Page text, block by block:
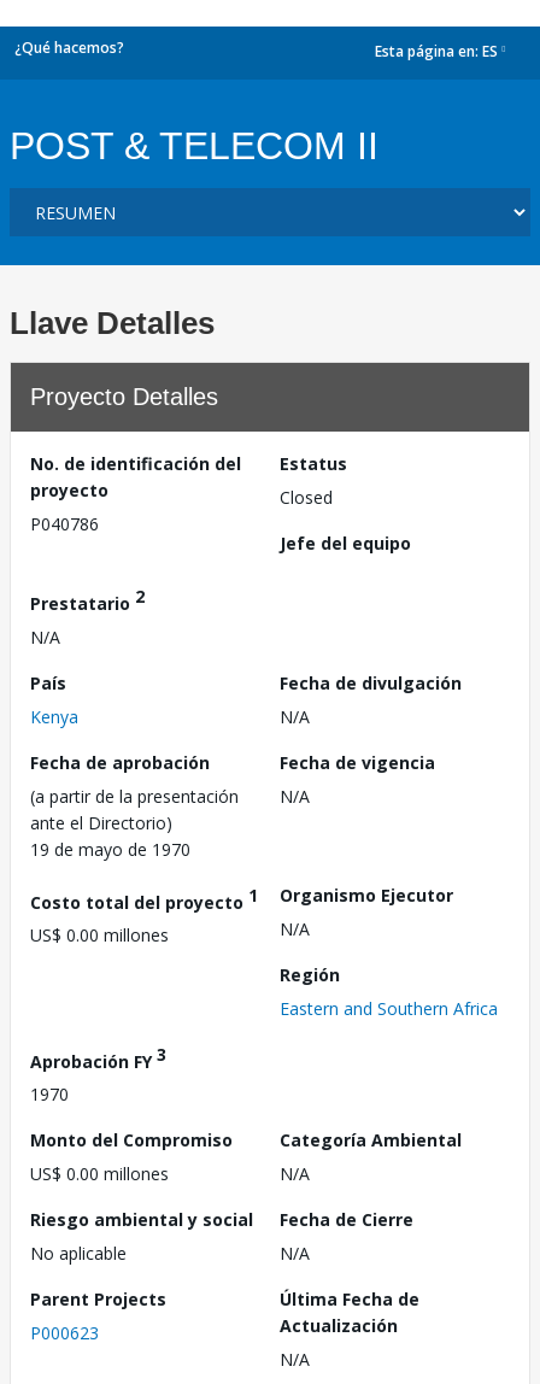
¿Qué hacemos? Esta página en: ES
POST & TELECOM II
Llave Detalles
Proyecto Detalles
No. de identificación del
proyecto
P040786
Estatus
Closed
Jefe del equipo
Prestatario 2
N/A
País
Kenya
Fecha de divulgación
N/A
Fecha de aprobación
(a partir de la presentación
ante el Directorio)
19 de mayo de 1970
Fecha de vigencia
N/A
Costo total del proyecto 1
US$ 0.00 millones
Organismo Ejecutor
N/A
Región
Eastern and Southern Africa
Aprobación FY3
1970
Monto del Compromiso
US$ 0.00 millones
Categoría Ambiental
N/A
Riesgo ambiental y social
No aplicable
Fecha de Cierre
N/A
Parent Projects
P000623
Última Fecha de
Actualización
N/A